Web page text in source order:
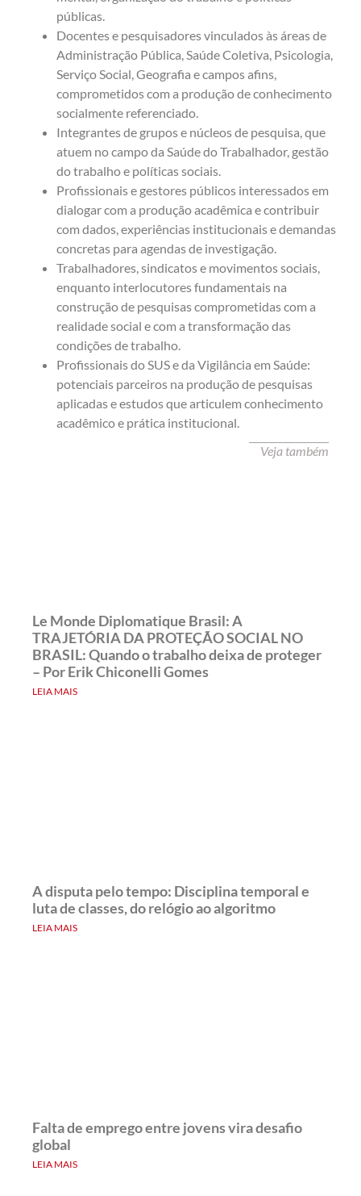
públicas.
Docentes e pesquisadores vinculados às áreas de
Administração Pública, Saúde Coletiva, Psicologia,
Serviço Social, Geografia e campos afins,
comprometidos com a produção de conhecimento
socialmente referenciado.
Integrantes de grupos e núcleos de pesquisa, que
atuem no campo da Saúde do Trabalhador, gestão
do trabalho e políticas sociais.
Profissionais e gestores públicos interessados em
dialogar com a produção acadêmica e contribuir
com dados, experiências institucionais e demandas
concretas para agendas de investigação.
Trabalhadores, sindicatos e movimentos sociais,
enquanto interlocutores fundamentais na
construção de pesquisas comprometidas com a
realidade social e com a transformação das
condições de trabalho.
Profissionais do SUS e da Vigilância em Saúde:
potenciais parceiros na produção de pesquisas
aplicadas e estudos que articulem conhecimento
acadêmico e prática institucional.
Veja também
Le Monde Diplomatique Brasil: A
TRAJETÓRIA DA PROTEÇÃO SOCIAL NO
BRASIL: Quando o trabalho deixa de proteger
– Por Erik Chiconelli Gomes
LEIA MAIS
A disputa pelo tempo: Disciplina temporal e
luta de classes, do relógio ao algoritmo
LEIA MAIS
Falta de emprego entre jovens vira desafio
global
LEIA MAIS